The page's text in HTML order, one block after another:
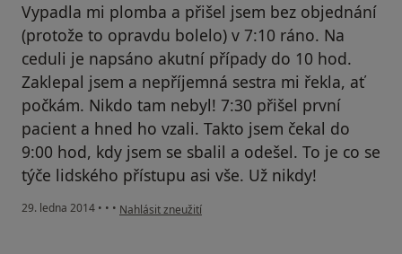
Vypadla mi plomba a přišel jsem bez objednání
(protože to opravdu bolelo) v 7:10 ráno. Na
ceduli je napsáno akutní případy do 10 hod.
Zaklepal jsem a nepříjemná sestra mi řekla, ať
počkám. Nikdo tam nebyl! 7:30 přišel první
pacient a hned ho vzali. Takto jsem čekal do
9:00 hod, kdy jsem se sbalil a odešel. To je co se
týče lidského přístupu asi vše. Už nikdy!
29. ledna 2014 • • • podle názoru uživatele Váš účet byl odstraněn
Nahlásit zneužití